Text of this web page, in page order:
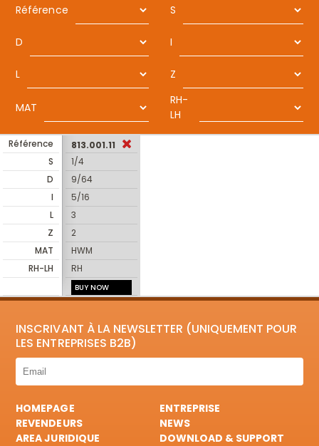
Référence S
D I
L Z
MAT
RH-
LH
Référence
S
D
I
L
Z
MAT
RH-LH
813.001.11
1/4
9/64
5/16
3
2
HWM
RH
BUY NOW
INSCRIVANT À LA NEWSLETTER (UNIQUEMENT POUR
LES ENTREPRISES B2B)
HOMEPAGE
ENTREPRISE
REVENDEURS
NEWS
AREA JURIDIQUE
DOWNLOAD & SUPPORT